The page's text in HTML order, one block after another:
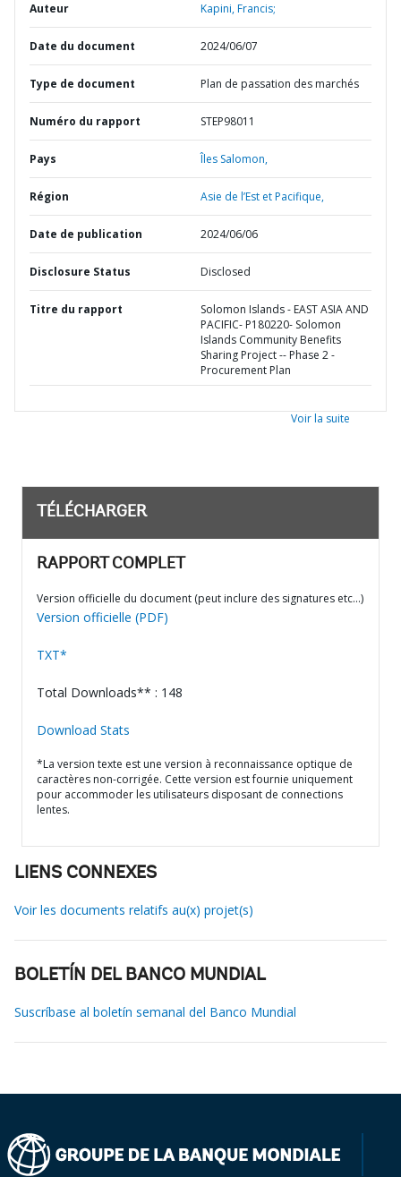
Auteur Kapini, Francis;
Date du document 2024/06/07
Type de document Plan de passation des marchés
Numéro du rapport STEP98011
Pays Îles Salomon,
Région Asie de l’Est et Pacifique,
Date de publication 2024/06/06
Disclosure Status Disclosed
Titre du rapport
Solomon Islands - EAST ASIA AND
PACIFIC- P180220- Solomon
Islands Community Benefits
Sharing Project -- Phase 2 -
Procurement Plan
Voir la suite
TÉLÉCHARGER
RAPPORT COMPLET
Version officielle du document (peut inclure des signatures etc…)
Version officielle (PDF)
TXT*
Total Downloads** : 148
Download Stats
*La version texte est une version à reconnaissance optique de
caractères non-corrigée. Cette version est fournie uniquement
pour accommoder les utilisateurs disposant de connections
lentes.
LIENS CONNEXES
Voir les documents relatifs au(x) projet(s)
BOLETÍN DEL BANCO MUNDIAL
Suscríbase al boletín semanal del Banco Mundial